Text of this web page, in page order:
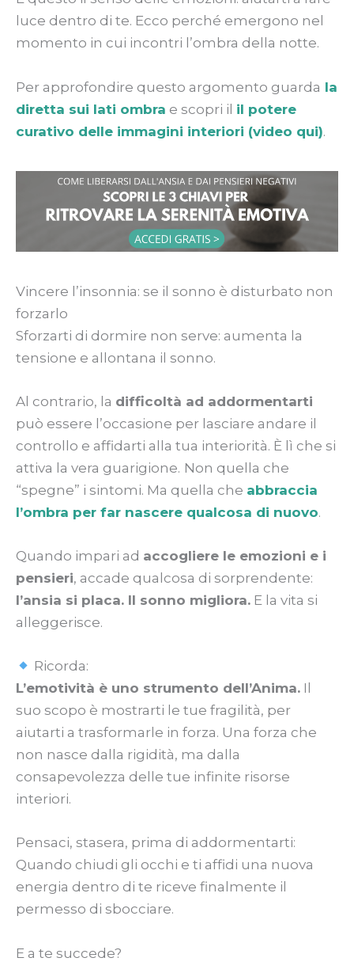
luce dentro di te. Ecco perché emergono nel
momento in cui incontri l’ombra della notte.
Per approfondire questo argomento guarda la
diretta sui lati ombra e scopri il il potere
curativo delle immagini interiori (video qui).
Vincere l’insonnia: se il sonno è disturbato non
forzarlo
Sforzarti di dormire non serve: aumenta la
tensione e allontana il sonno.
Al contrario, la difficoltà ad addormentarti
può essere l’occasione per lasciare andare il
controllo e affidarti alla tua interiorità. È lì che si
attiva la vera guarigione. Non quella che
“spegne” i sintomi. Ma quella che abbraccia
l’ombra per far nascere qualcosa di nuovo.
Quando impari ad accogliere le emozioni e i
pensieri, accade qualcosa di sorprendente:
l’ansia si placa. Il sonno migliora. E la vita si
alleggerisce.
Ricorda:
L’emotività è uno strumento dell’Anima. Il
suo scopo è mostrarti le tue fragilità, per
aiutarti a trasformarle in forza. Una forza che
non nasce dalla rigidità, ma dalla
consapevolezza delle tue infinite risorse
interiori.
Pensaci, stasera, prima di addormentarti:
Quando chiudi gli occhi e ti affidi una nuova
energia dentro di te riceve finalmente il
permesso di sbocciare.
E a te succede?